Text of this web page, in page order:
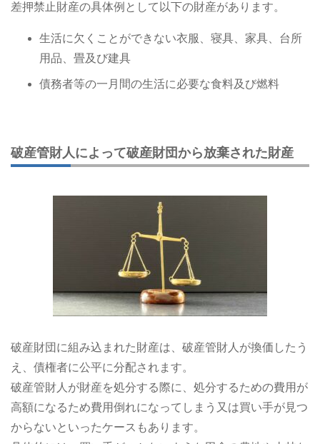
差押禁止財産の具体例として以下の財産があります。
生活に欠くことができない衣服、寝具、家具、台所
用品、畳及び建具
債務者等の一月間の生活に必要な食料及び燃料
破産管財人によって破産財団から放棄された財産
破産財団に組み込まれた財産は、破産管財人が換価したう
え、債権者に公平に分配されます。
破産管財人が財産を処分する際に、処分するための費用が
高額になるため費用倒れになってしまう又は買い手が見つ
からないといったケースもあります。